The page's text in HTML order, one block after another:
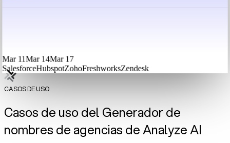
Mar 11Mar 14Mar 17
SalesforceHubspotZohoFreshworksZendesk
CASOS DE USO
Casos de uso del Generador de
nombres de agencias de Analyze AI